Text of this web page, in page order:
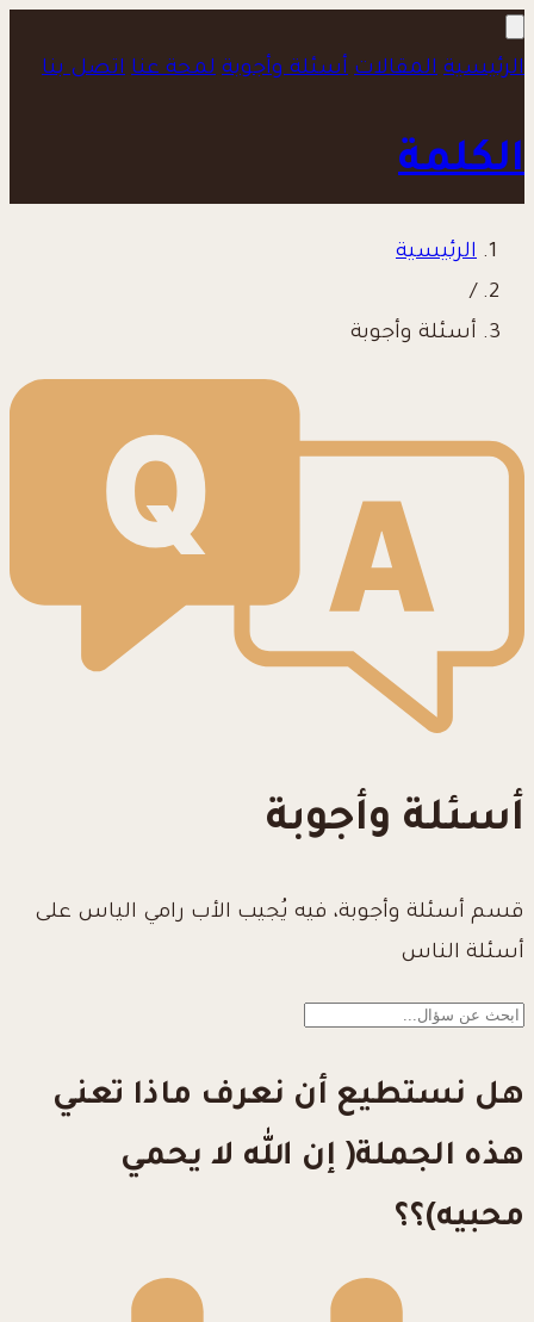
الرئيسية المقالات أسئلة وأجوبة لمحة عنا اتصل بنا
الكلمة
الرئيسية
/
أسئلة وأجوبة
أسئلة وأجوبة
قسم أسئلة وأجوبة، فيه يُجيب الأب رامي الياس على
أسئلة الناس
هل نستطيع أن نعرف ماذا تعني
هذه الجملة( إن الله لا يحمي
محبيه)؟؟